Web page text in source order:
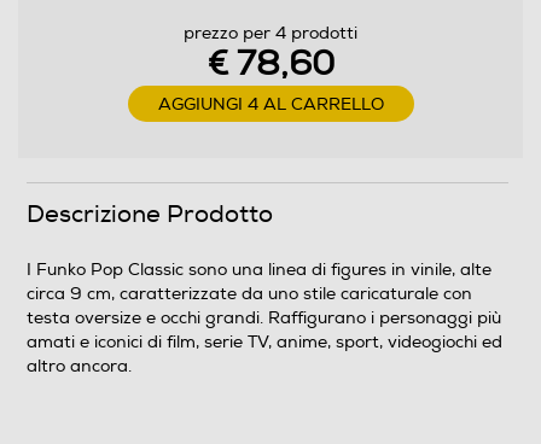
prezzo per 4 prodotti
€ 78,60
AGGIUNGI 4 AL CARRELLO
Descrizione Prodotto
I Funko Pop Classic sono una linea di figures in vinile, alte
circa 9 cm, caratterizzate da uno stile caricaturale con
testa oversize e occhi grandi. Raffigurano i personaggi più
amati e iconici di film, serie TV, anime, sport, videogiochi ed
altro ancora.